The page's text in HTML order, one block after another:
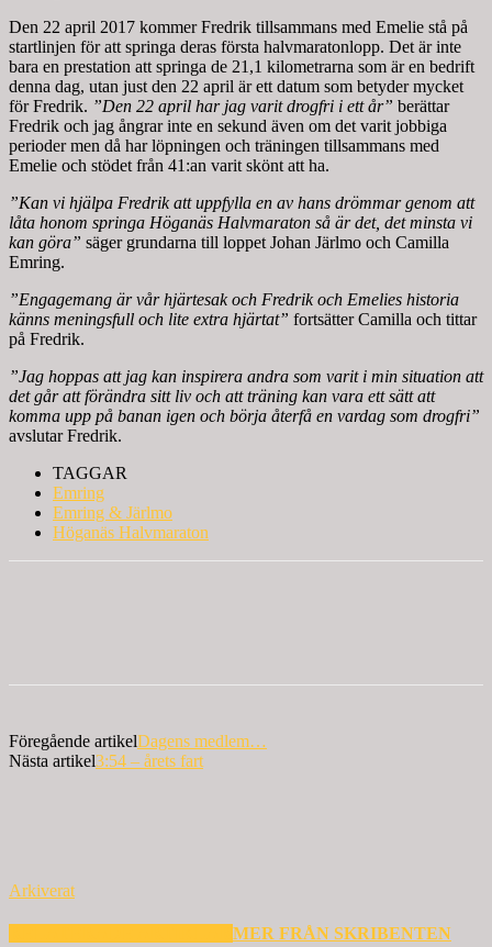
Den 22 april 2017 kommer Fredrik tillsammans med Emelie stå på
startlinjen för att springa deras första halvmaratonlopp. Det är inte
bara en prestation att springa de 21,1 kilometrarna som är en bedrift
denna dag, utan just den 22 april är ett datum som betyder mycket
för Fredrik. ”Den 22 april har jag varit drogfri i ett år” berättar
Fredrik och jag ångrar inte en sekund även om det varit jobbiga
perioder men då har löpningen och träningen tillsammans med
Emelie och stödet från 41:an varit skönt att ha.
”Kan vi hjälpa Fredrik att uppfylla en av hans drömmar genom att
låta honom springa Höganäs Halvmaraton så är det, det minsta vi
kan göra” säger grundarna till loppet Johan Järlmo och Camilla
Emring.
”Engagemang är vår hjärtesak och Fredrik och Emelies historia
känns meningsfull och lite extra hjärtat” fortsätter Camilla och tittar
på Fredrik.
”Jag hoppas att jag kan inspirera andra som varit i min situation att
det går att förändra sitt liv och att träning kan vara ett sätt att
komma upp på banan igen och börja återfå en vardag som drogfri”
avslutar Fredrik.
TAGGAR
Emring
Emring & Järlmo
Höganäs Halvmaraton
Föregående artikelDagens medlem…
Nästa artikel3:54 – årets fart
Arkiverat
MER FRÅN SKRIBENTEN